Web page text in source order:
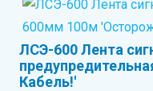
ЛСЭ-600 Лента
Кабель!'